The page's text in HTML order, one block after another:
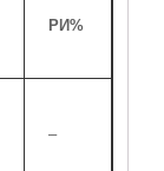
РИ%
–